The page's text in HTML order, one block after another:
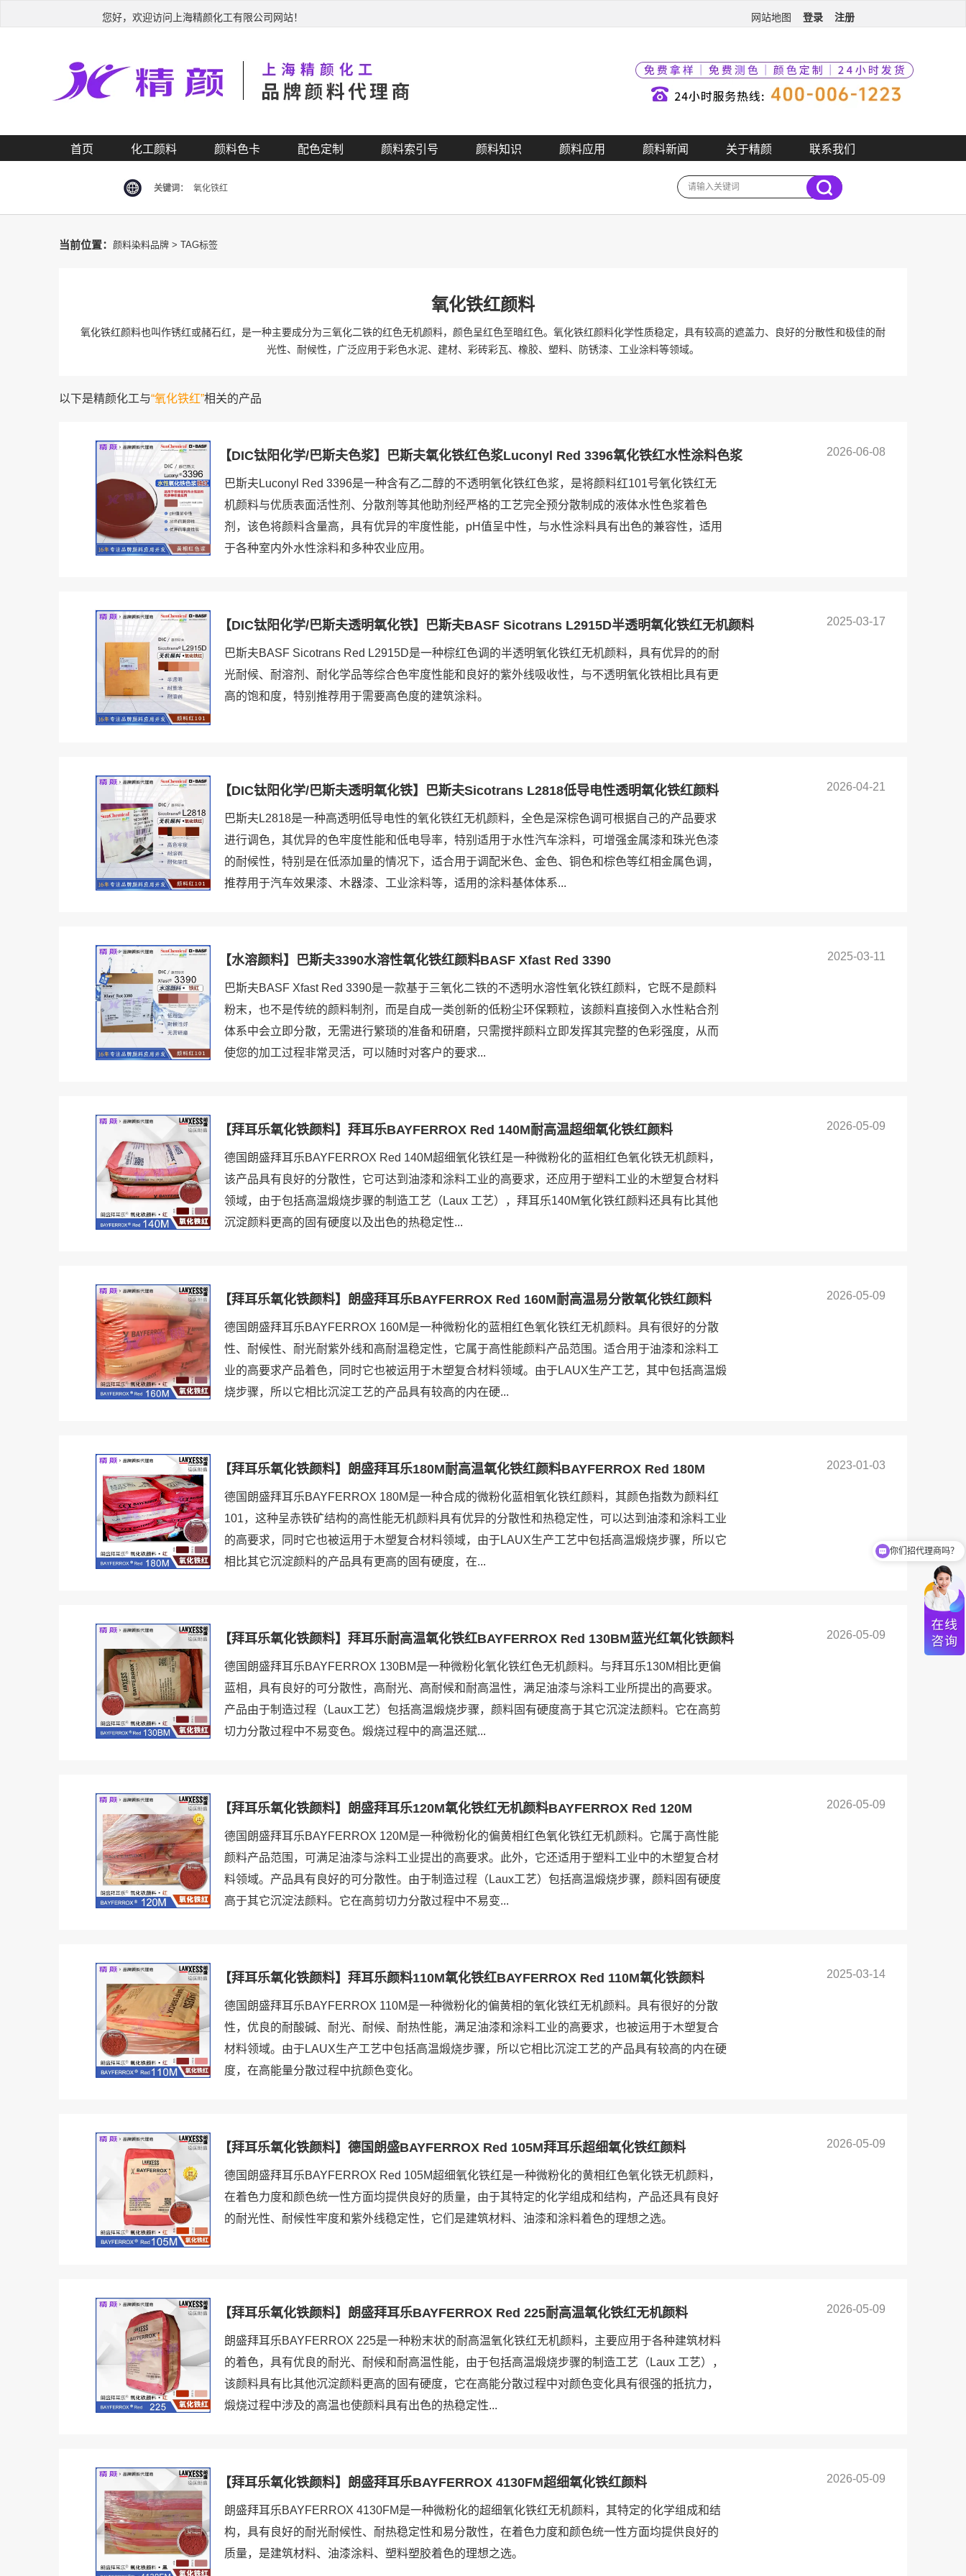
您好，欢迎访问上海精颜化工有限公司网站！ 网站地图 登录 注册
首页 化工颜料 颜料色卡 配色定制 颜料索引号 颜料知识 颜料应用 颜料新闻 关于精颜 联系我们
关键词： 氧化铁红
当前位置： 颜料染料品牌 > TAG标签
氧化铁红颜料
氧化铁红颜料也叫作锈红或赭石红，是一种主要成分为三氧化二铁的红色无机颜料，颜色呈红色至暗红色。氧化铁红颜料化学性质稳定，具有较高的遮盖力、良好的分散性和极佳的耐
光性、耐候性，广泛应用于彩色水泥、建材、彩砖彩瓦、橡胶、塑料、防锈漆、工业涂料等领域。
以下是精颜化工与“氧化铁红”相关的产品
【DIC钛阳化学/巴斯夫色浆】巴斯夫氧化铁红色浆Luconyl Red 3396氧化铁红水性涂料色浆
巴斯夫Luconyl Red 3396是一种含有乙二醇的不透明氧化铁红色浆，是将颜料红101号氧化铁红无
机颜料与优质表面活性剂、分散剂等其他助剂经严格的工艺完全预分散制成的液体水性色浆着色
剂，该色将颜料含量高，具有优异的牢度性能，pH值呈中性，与水性涂料具有出色的兼容性，适用
于各种室内外水性涂料和多种农业应用。
2026-06-08
【DIC钛阳化学/巴斯夫透明氧化铁】巴斯夫BASF Sicotrans L2915D半透明氧化铁红无机颜料
巴斯夫BASF Sicotrans Red L2915D是一种棕红色调的半透明氧化铁红无机颜料，具有优异的的耐
光耐候、耐溶剂、耐化学品等综合色牢度性能和良好的紫外线吸收性，与不透明氧化铁相比具有更
高的饱和度，特别推荐用于需要高色度的建筑涂料。
2025-03-17
【DIC钛阳化学/巴斯夫透明氧化铁】巴斯夫Sicotrans L2818低导电性透明氧化铁红颜料
巴斯夫L2818是一种高透明低导电性的氧化铁红无机颜料，全色是深棕色调可根据自己的产品要求
进行调色，其优异的色牢度性能和低电导率，特别适用于水性汽车涂料，可增强金属漆和珠光色漆
的耐候性，特别是在低添加量的情况下，适合用于调配米色、金色、铜色和棕色等红相金属色调，
推荐用于汽车效果漆、木器漆、工业涂料等，适用的涂料基体体系...
2026-04-21
【水溶颜料】巴斯夫3390水溶性氧化铁红颜料BASF Xfast Red 3390
巴斯夫BASF Xfast Red 3390是一款基于三氧化二铁的不透明水溶性氧化铁红颜料，它既不是颜料
粉末，也不是传统的颜料制剂，而是自成一类创新的低粉尘环保颗粒，该颜料直接倒入水性粘合剂
体系中会立即分散，无需进行繁琐的准备和研磨，只需搅拌颜料立即发挥其完整的色彩强度，从而
使您的加工过程非常灵活，可以随时对客户的要求...
2025-03-11
【拜耳乐氧化铁颜料】拜耳乐BAYFERROX Red 140M耐高温超细氧化铁红颜料
德国朗盛拜耳乐BAYFERROX Red 140M超细氧化铁红是一种微粉化的蓝相红色氧化铁无机颜料，
该产品具有良好的分散性，它可达到油漆和涂料工业的高要求，还应用于塑料工业的木塑复合材料
领域，由于包括高温煅烧步骤的制造工艺（Laux 工艺），拜耳乐140M氧化铁红颜料还具有比其他
沉淀颜料更高的固有硬度以及出色的热稳定性...
2026-05-09
【拜耳乐氧化铁颜料】朗盛拜耳乐BAYFERROX Red 160M耐高温易分散氧化铁红颜料
德国朗盛拜耳乐BAYFERROX 160M是一种微粉化的蓝相红色氧化铁红无机颜料。具有很好的分散
性、耐候性、耐光耐紫外线和高耐温稳定性，它属于高性能颜料产品范围。适合用于油漆和涂料工
业的高要求产品着色，同时它也被运用于木塑复合材料领域。由于LAUX生产工艺，其中包括高温煅
烧步骤，所以它相比沉淀工艺的产品具有较高的内在硬...
2026-05-09
【拜耳乐氧化铁颜料】朗盛拜耳乐180M耐高温氧化铁红颜料BAYFERROX Red 180M
德国朗盛拜耳乐BAYFERROX 180M是一种合成的微粉化蓝相氧化铁红颜料，其颜色指数为颜料红
101，这种呈赤铁矿结构的高性能无机颜料具有优异的分散性和热稳定性，可以达到油漆和涂料工业
的高要求，同时它也被运用于木塑复合材料领域，由于LAUX生产工艺中包括高温煅烧步骤，所以它
相比其它沉淀颜料的产品具有更高的固有硬度，在...
2023-01-03
【拜耳乐氧化铁颜料】拜耳乐耐高温氧化铁红BAYFERROX Red 130BM蓝光红氧化铁颜料
德国朗盛拜耳乐BAYFERROX 130BM是一种微粉化氧化铁红色无机颜料。与拜耳乐130M相比更偏
蓝相，具有良好的可分散性，高耐光、高耐候和耐高温性，满足油漆与涂料工业所提出的高要求。
产品由于制造过程（Laux工艺）包括高温煅烧步骤，颜料固有硬度高于其它沉淀法颜料。它在高剪
切力分散过程中不易变色。煅烧过程中的高温还赋...
2026-05-09
【拜耳乐氧化铁颜料】朗盛拜耳乐120M氧化铁红无机颜料BAYFERROX Red 120M
德国朗盛拜耳乐BAYFERROX 120M是一种微粉化的偏黄相红色氧化铁红无机颜料。它属于高性能
颜料产品范围，可满足油漆与涂料工业提出的高要求。此外，它还适用于塑料工业中的木塑复合材
料领域。产品具有良好的可分散性。由于制造过程（Laux工艺）包括高温煅烧步骤，颜料固有硬度
高于其它沉淀法颜料。它在高剪切力分散过程中不易变...
2026-05-09
【拜耳乐氧化铁颜料】拜耳乐颜料110M氧化铁红BAYFERROX Red 110M氧化铁颜料
德国朗盛拜耳乐BAYFERROX 110M是一种微粉化的偏黄相的氧化铁红无机颜料。具有很好的分散
性，优良的耐酸碱、耐光、耐候、耐热性能，满足油漆和涂料工业的高要求，也被运用于木塑复合
材料领域。由于LAUX生产工艺中包括高温煅烧步骤，所以它相比沉淀工艺的产品具有较高的内在硬
度，在高能量分散过程中抗颜色变化。
2025-03-14
【拜耳乐氧化铁颜料】德国朗盛BAYFERROX Red 105M拜耳乐超细氧化铁红颜料
德国朗盛拜耳乐BAYFERROX Red 105M超细氧化铁红是一种微粉化的黄相红色氧化铁无机颜料，
在着色力度和颜色统一性方面均提供良好的质量，由于其特定的化学组成和结构，产品还具有良好
的耐光性、耐候性牢度和紫外线稳定性，它们是建筑材料、油漆和涂料着色的理想之选。
2026-05-09
【拜耳乐氧化铁颜料】朗盛拜耳乐BAYFERROX Red 225耐高温氧化铁红无机颜料
朗盛拜耳乐BAYFERROX 225是一种粉末状的耐高温氧化铁红无机颜料，主要应用于各种建筑材料
的着色，具有优良的耐光、耐候和耐高温性能，由于包括高温煅烧步骤的制造工艺（Laux 工艺），
该颜料具有比其他沉淀颜料更高的固有硬度，它在高能分散过程中对颜色变化具有很强的抵抗力，
煅烧过程中涉及的高温也使颜料具有出色的热稳定性...
2026-05-09
【拜耳乐氧化铁颜料】朗盛拜耳乐BAYFERROX 4130FM超细氧化铁红颜料
朗盛拜耳乐BAYFERROX 4130FM是一种微粉化的超细氧化铁红无机颜料，其特定的化学组成和结
构，具有良好的耐光耐候性、耐热稳定性和易分散性，在着色力度和颜色统一性方面均提供良好的
质量，是建筑材料、油漆涂料、塑料塑胶着色的理想之选。
2026-05-09
你们有免费样品提供吗？